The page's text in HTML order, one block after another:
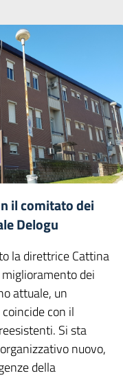
il comitato dei
Delogu
la direttrice Cattina
dei
attuale, un
con il
Si sta
nuovo,
della